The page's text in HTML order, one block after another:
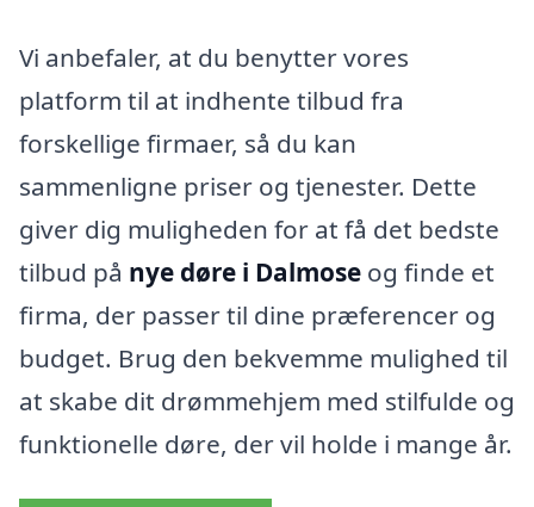
Vi anbefaler, at du benytter vores
platform til at indhente tilbud fra
forskellige firmaer, så du kan
sammenligne priser og tjenester. Dette
giver dig muligheden for at få det bedste
tilbud på nye døre i Dalmose og finde et
firma, der passer til dine præferencer og
budget. Brug den bekvemme mulighed til
at skabe dit drømmehjem med stilfulde og
funktionelle døre, der vil holde i mange år.